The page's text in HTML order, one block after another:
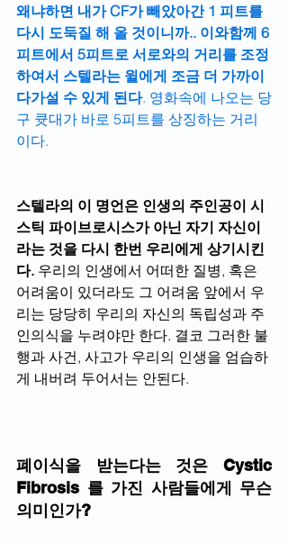
왜냐하면 내가 CF가 빼았아간 1 피트를
다시 도둑질 해 올 것이니까.. 이와함께 6
피트에서 5피트로 서로와의 거리를 조정
하여서 스텔라는 윌에게 조금 더 가까이
다가설 수 있게 된다. 영화속에 나오는 당
구 큣대가 바로 5피트를 상징하는 거리
이다.
스텔라의 이 명언은 인생의 주인공이 시
스틱 파이브로시스가 아닌 자기 자신이
라는 것을 다시 한번 우리에게 상기시킨
다. 우리의 인생에서 어떠한 질병, 혹은
어려움이 있더라도 그 어려움 앞에서 우
리는 당당히 우리의 자신의 독립성과 주
인의식을 누려야만 한다. 결코 그러한 불
행과 사건, 사고가 우리의 인생을 엄습하
게 내버려 두어서는 안된다.
폐이식을 받는다는 것은 Cystic
Fibrosis 를 가진 사람들에게 무슨
의미인가?